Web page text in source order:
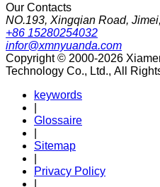
Our Contacts
NO.193, Xingqian Road,
+86 15280254032
infor@xmnyuanda.com
Copyright © 2000-2026
Technology Co., Ltd., All
keywords
Glossaire
Sitemap
Privacy Policy